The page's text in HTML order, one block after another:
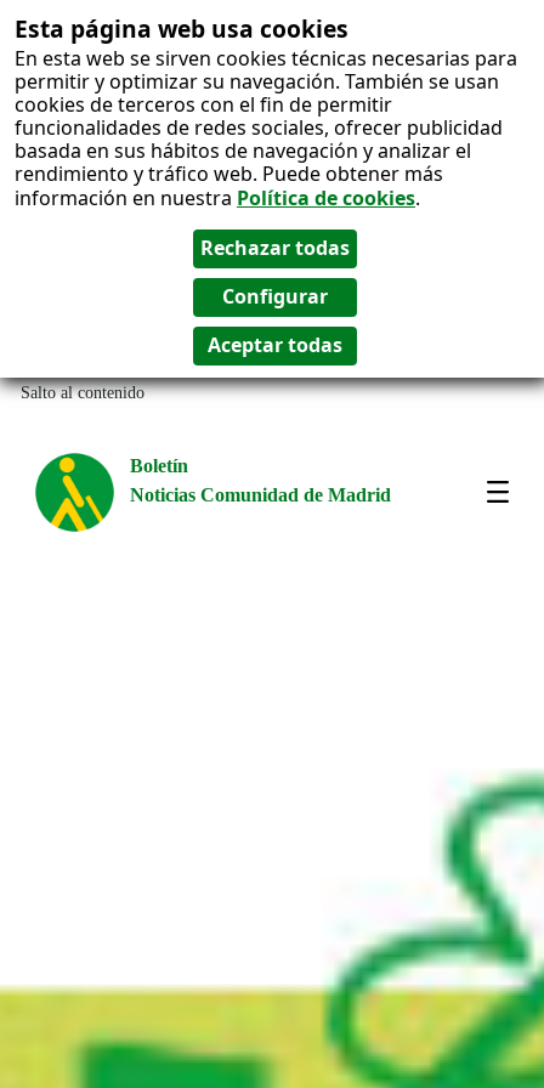
Esta página web usa cookies
En esta web se sirven cookies técnicas necesarias para
permitir y optimizar su navegación. También se usan
cookies de terceros con el fin de permitir
funcionalidades de redes sociales, ofrecer publicidad
basada en sus hábitos de navegación y analizar el
rendimiento y tráfico web. Puede obtener más
información en nuestra Política de cookies.
Salto al contenido
Boletín
Noticias Comunidad de Madrid